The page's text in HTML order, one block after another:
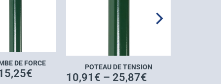
DE FORCE
€
POTEAU DE TENSION
10,91 € – 25,87€